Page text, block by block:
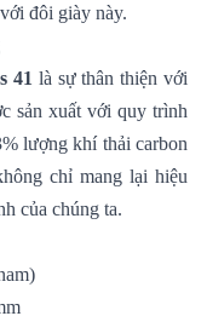
đôi giày này.
41 là sự thân thiện với
sản xuất với quy trình
lượng khí thải carbon
chỉ mang lại hiệu
của chúng ta.